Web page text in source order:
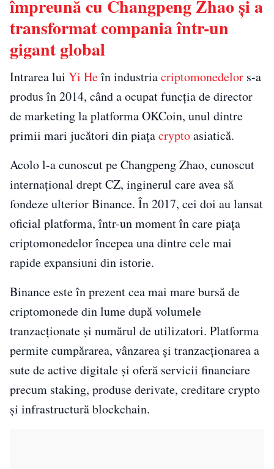
împreună cu Changpeng Zhao și a
transformat compania într-un
gigant global
Intrarea lui Yi Heîn industriacriptomonedelor s-a
produs în 2014, când a ocupat funcția de director
de marketing la platforma OKCoin, unul dintre
primii mari jucători din piațacryptoasiatică.
Acolo l-a cunoscut pe Changpeng Zhao, cunoscut
internațional drept CZ, inginerul care avea să
fondeze ulterior Binance. În 2017, cei doi au lansat
oficial platforma, într-un moment în care piața
criptomonedelor începea una dintre cele mai
rapide expansiuni din istorie.
Binance este în prezent cea mai mare bursă de
criptomonede din lume după volumele
tranzacționate și numărul de utilizatori. Platforma
permite cumpărarea, vânzarea și tranzacționarea a
sute de active digitale și oferă servicii financiare
precum staking, produse derivate, creditare crypto
și infrastructură blockchain.